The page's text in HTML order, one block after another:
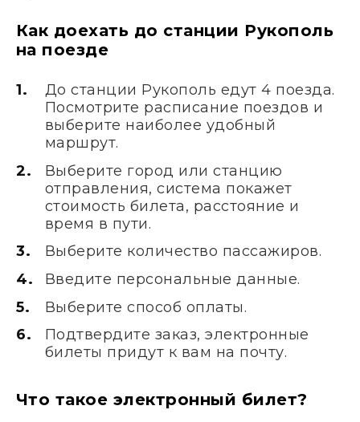
Как доехать до станции Рукополь
на поезде
До станции Рукополь едут 4 поезда.
Посмотрите расписание поездов и
выберите наиболее удобный
маршрут.
Выберите город или станцию
отправления, система покажет
стоимость билета, расстояние и
время в пути.
Выберите количество пассажиров.
Введите персональные данные.
Выберите способ оплаты.
Подтвердите заказ, электронные
билеты придут к вам на почту.
Что такое электронный билет?